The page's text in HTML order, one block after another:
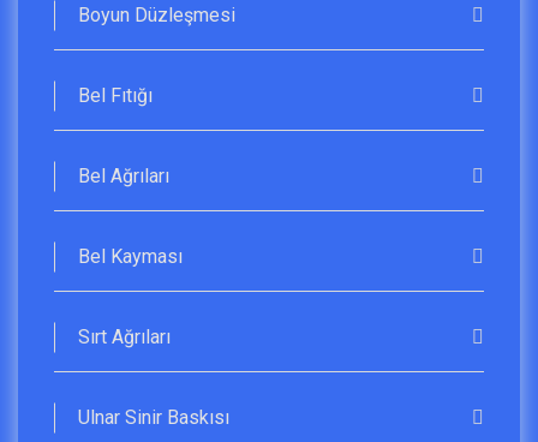
Boyun Düzleşmesi
Bel Fıtığı
Bel Ağrıları
Bel Kayması
Sırt Ağrıları
Ulnar Sinir Baskısı